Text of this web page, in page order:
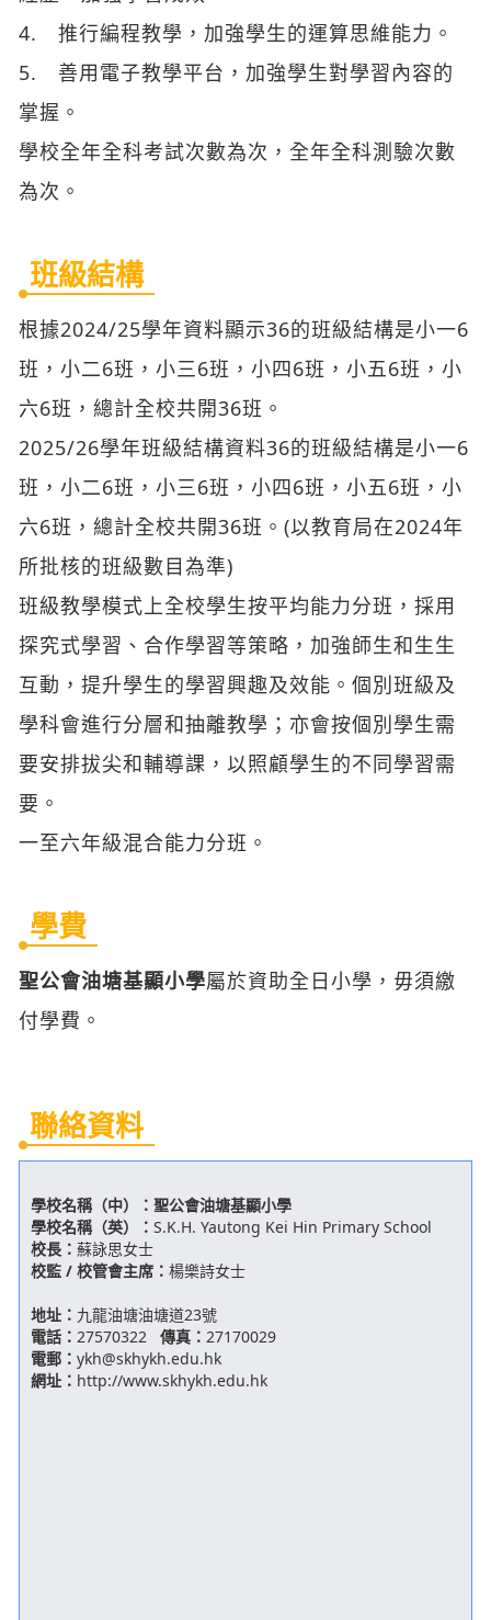
學校全年全科考試次數為次，全年全科測驗次數
為次。
班級結構
根據2024/25學年資料顯示36的班級結構是小一6
六6班，總計全校共開36班。
2025/26學年班級結構資料36的班級結構是小一6
班，小二6班，小三6班，小四6班，小五6班，小
六6班，總計全校共開36班。(以教育局在2024年
所批核的班級數目為準)
班級教學模式上全校學生按平均能力分班，採用
探究式學習、合作學習等策略，加強師生和生生
互動，提升學生的學習興趣及效能。個別班級及
學科會進行分層和抽離教學；亦會按個別學生需
要安排拔尖和輔導課，以照顧學生的不同學習需
要。
一至六年級混合能力分班。
學費
聖公會油塘基顯小學屬於資助全日小學，毋須繳
聯絡資料
校長：蘇詠思女士
校監 / 校管會主席：
電話：27570322傳真：27170029
電郵：ykh@skhykh.edu.hk
網址： http://www.skhykh.edu.hk